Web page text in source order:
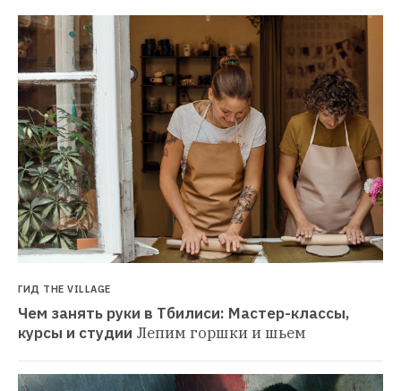
ГИД THE VILLAGE
Чем занять руки в Тбилиси: Мастер-классы,
курсы и студии Лепим горшки и шьем